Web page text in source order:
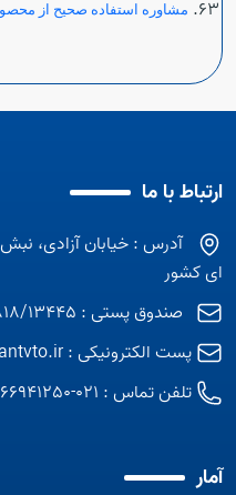
مشاوره استفاده صحيح از
ارتباط با ما
آدرس : خیابان آزادی،
ای کشور
صندوق پستی : 818/13445
پست الکترونیکی :
تلفن تماس : 021-66941250
آمار